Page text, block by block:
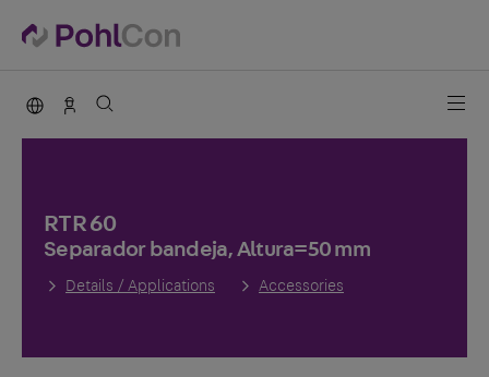
PohlCon international
Vertrieb Deutschland
RTR 60
Separador bandeja, Altura=50 mm
Details / Applications Accessories